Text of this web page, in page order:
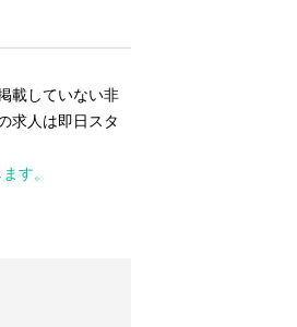
載していない非
求人は即日スタ
す。